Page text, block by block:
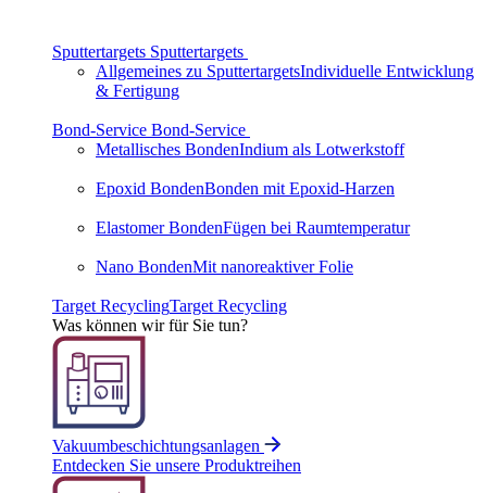
Sputtertargets Sputtertargets
Allgemeines zu SputtertargetsIndividuelle Entwicklung
& Fertigung
Bond-Service Bond-Service
Metallisches BondenIndium als Lotwerkstoff
Epoxid BondenBonden mit Epoxid-Harzen
Elastomer BondenFügen bei Raumtemperatur
Nano BondenMit nanoreaktiver Folie
Target RecyclingTarget Recycling
Was können wir für Sie tun?
Vakuumbeschichtungsanlagen
Entdecken Sie unsere Produktreihen